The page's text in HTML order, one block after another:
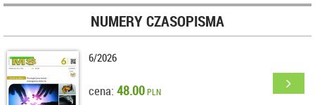
NUMERY CZASOPISMA
6/2026
cena: 48.00PLN